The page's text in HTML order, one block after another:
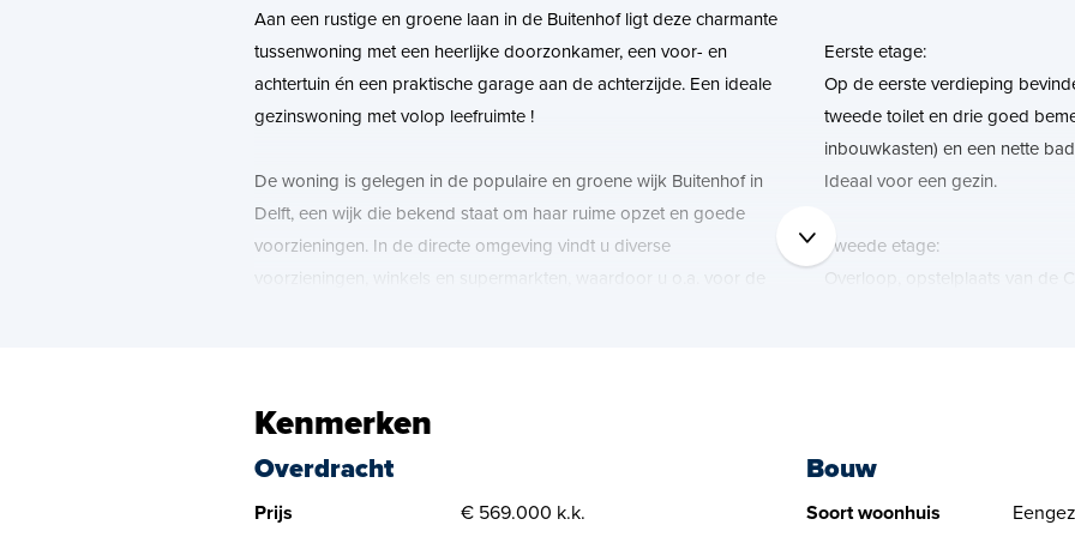
Aan een rustige en groene laan in de Buitenhof ligt deze charmante
tussenwoning met een heerlijke doorzonkamer, een voor- en
achtertuin én een praktische garage aan de achterzijde. Een ideale
gezinswoning met volop leefruimte !
De woning is gelegen in de populaire en groene wijk Buitenhof in
Delft, een wijk die bekend staat om haar ruime opzet en goede
voorzieningen. In de directe omgeving vindt u diverse
voorzieningen, winkels en supermarkten, waardoor u o.a. voor de
Daarnaast beschikt de wijk over meerdere basisscholen en
middelbare scholen, wat het een aantrekkelijke locatie maakt voor
gezinnen. Ook zijn er diverse sportvoorzieningen, zoals
sportverenigingen en de golfbaan, evenals recreatiemogelijkheden
Eerste etage:
Op de eerste verdieping
tweede toilet en drie goed
inbouwkasten) en een nette
Ideaal voor een gezin.
Tweede etage:
Overloop, opstelplaats van de
Kortom: een fijne, ruime
met volop mogelijkheden om
Kenmerken
Overdracht
Prijs
€ 569.000 k.k.
Bouw
Soort woonhuis